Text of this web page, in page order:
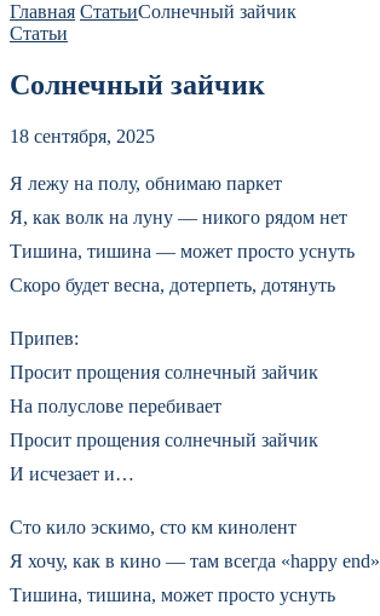
Главная СтатьиСолнечный зайчик
Статьи
Солнечный зайчик
18 сентября, 2025
Я лежу на полу, обнимаю паркет
Я, как волк на луну — никого рядом нет
Тишина, тишина — может просто уснуть
Скоро будет весна, дотерпеть, дотянуть
Припев:
Просит прощения солнечный зайчик
На полуслове перебивает
Просит прощения солнечный зайчик
И исчезает и…
Сто кило эскимо, сто км кинолент
Я хочу, как в кино — там всегда «happy end»
Тишина, тишина, может просто уснуть